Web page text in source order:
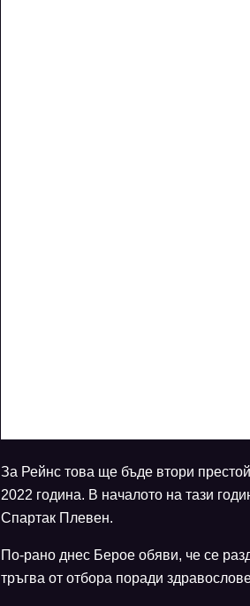
За Рейнс това ще бъде втори
2022 година. В началото на тази
Спартак Плевен.
По-рано днес Берое обяви, че се
тръгва от отбора поради